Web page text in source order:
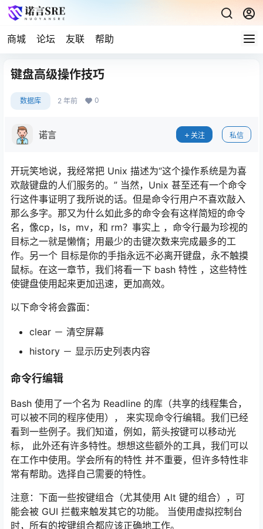
商城 论坛 友联 帮助
键盘高级操作技巧
数据库 2 年前 0
诺言 关注 私信
开玩笑地说，我经常把 Unix 描述为“这个操作系统是为喜
欢敲键盘的人们服务的。” 当然，Unix 甚至还有一个命令
行这件事证明了我所说的话。但是命令行用户不喜欢敲入
那么多字。那又为什么如此多的命令会有这样简短的命令
名，像cp，ls，mv，和 rm？事实上 ，命令行最为珍视的
目标之一就是懒惰；用最少的击键次数来完成最多的工
作。另一个 目标是你的手指永远不必离开键盘，永不触摸
鼠标。在这一章节，我们将看一下 bash 特性 ，这些特性
使键盘使用起来更加迅速，更加高效。
以下命令将会露面：
clear － 清空屏幕
history － 显示历史列表内容
命令行编辑
Bash 使用了一个名为 Readline 的库（共享的线程集合，
可以被不同的程序使用）， 来实现命令行编辑。我们已经
看到一些例子。我们知道，例如，箭头按键可以移动光
标， 此外还有许多特性。想想这些额外的工具，我们可以
在工作中使用。学会所有的特性 并不重要，但许多特性非
常有帮助。选择自己需要的特性。
注意：下面一些按键组合（尤其使用 Alt 键的组合），可
能会被 GUI 拦截来触发其它的功能。 当使用虚拟控制台
时，所有的按键组合都应该正确地工作。